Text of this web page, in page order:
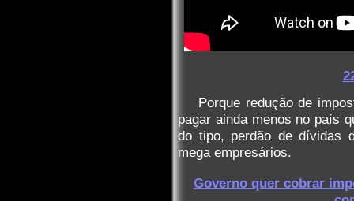
Porque redução de
pagar ainda menos no país
do tipo, perdão de dívidas
mega empresários.
Governo quer cobrar